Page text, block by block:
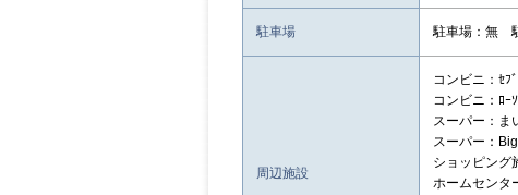
駐車場 駐車場：無
周辺施設
コンビニ：ｾ
コンビニ：ﾛ
スーパー：
スーパー：
ショッピン
ホームセンタ